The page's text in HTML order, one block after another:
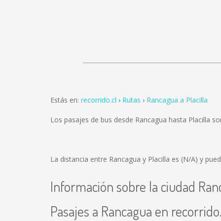
Estás en: recorrido.cl Rutas Rancagua a Placilla
Los pasajes de bus desde Rancagua hasta Placilla
La distancia entre Rancagua y Placilla es (N/A) y
Información sobre la ciudad
Pasajes a Rancagua en